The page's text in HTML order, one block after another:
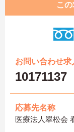
こ
お問い合わせ求
10171137
応募先名称
医療法人翠松会